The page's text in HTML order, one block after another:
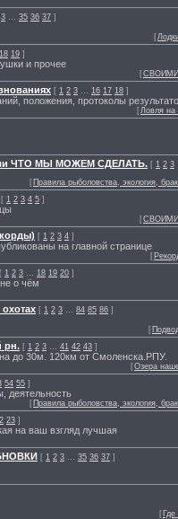
3 … 35 36 37 ]
[
18 19 ]
и прочее
[
[ 1 2 3 … 16 17 18 ]
положения, протоколы
[Ловля
ЧТО МЫ МОЖЕМ СДЕЛАТЬ. [ 1 2 3
[ Правила рыболовства, экология,
[ 1 2 3 4 5 ]
[
[ 1 2 3 4 ]
на главной странице
[
[ 1 2 3 … 18 19 20 ]
о чём
[ 1 2 3 … 84 85 86 ]
[
рн. [ 1 2 3 … 41 42 43 ]
до 30м. 120км от Смоленска.РПУ.
[Озера
54 55 ]
деятельность
[ Правила рыболовства, экология,
23 ]
на ваш взгляд лучшая
[ 1 2 3 … 35 36 37 ]
[